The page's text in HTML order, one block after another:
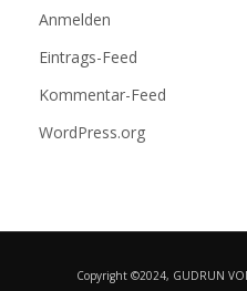
Anmelden
Eintrags-Feed
Kommentar-Feed
WordPress.org
Copyright ©2024, GUDRUN